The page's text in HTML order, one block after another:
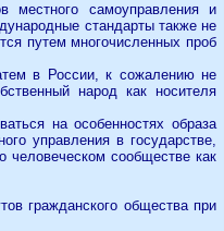
местного самоуправления и
стандарты также не
путем многочисленных проб
в России, к сожалению не
народ как носителя
на особенностях образа
управления в государстве,
человеческом сообществе как
гражданского общества при